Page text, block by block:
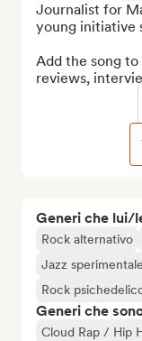
Generi che lui/
Rock alternativo
Jazz sperimentale
Rock
Generi che
Cloud Rap / Hip
Journalist for
young initiative
Add the song
reviews,